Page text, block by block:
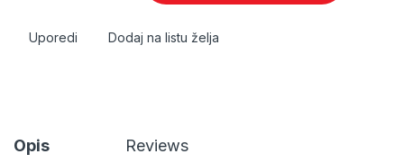
Uporedi Dodaj na listu želja
Opis Reviews